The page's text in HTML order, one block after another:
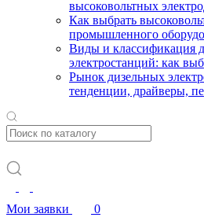
высоковольтных
Как выбрать
промышленного
Виды и классификация
электростанций: как
Рынок дизельных
тенденции, драйверы,
Мои заявки
0